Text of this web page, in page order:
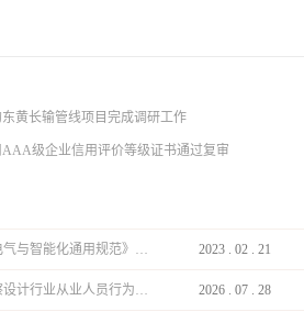
黄长输管线项目完成调研工作
级企业信用评价等级证书通过复审
范》 GB55024-2022公益宣贯的通知 2023 . 02 . 21
宅工程设计审查品质提升指引（2026版）》宣贯活动的通知 2026 . 07 . 28